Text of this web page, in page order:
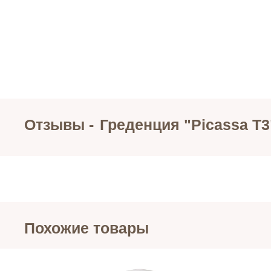
Отзывы - Греденция "Picassa
Похожие товары